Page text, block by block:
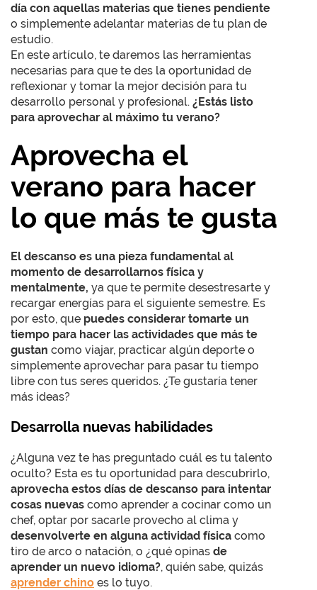
día con aquellas materias que tienes pendiente
o simplemente adelantar materias de tu plan de
estudio.
En este artículo, te daremos las herramientas
necesarias para que te des la oportunidad de
reflexionar y tomar la mejor decisión para tu
desarrollo personal y profesional. ¿Estás listo
para aprovechar al máximo tu verano?
Aprovecha el
verano para hacer
lo que más te gusta
El descanso es una pieza fundamental al
momento de desarrollarnos física y
mentalmente, ya que te permite desestresarte y
recargar energías para el siguiente semestre. Es
por esto, que puedes considerar tomarte un
tiempo para hacer las actividades que más te
gustan como viajar, practicar algún deporte o
simplemente aprovechar para pasar tu tiempo
libre con tus seres queridos. ¿Te gustaría tener
más ideas?
Desarrolla nuevas habilidades
¿Alguna vez te has preguntado cuál es tu talento
oculto? Esta es tu oportunidad para descubrirlo,
aprovecha estos días de descanso para intentar
cosas nuevas como aprender a cocinar como un
chef, optar por sacarle provecho al clima y
desenvolverte en alguna actividad física como
tiro de arco o natación, o ¿qué opinas de
aprender un nuevo idioma?, quién sabe, quizás
aprender chino es lo tuyo.